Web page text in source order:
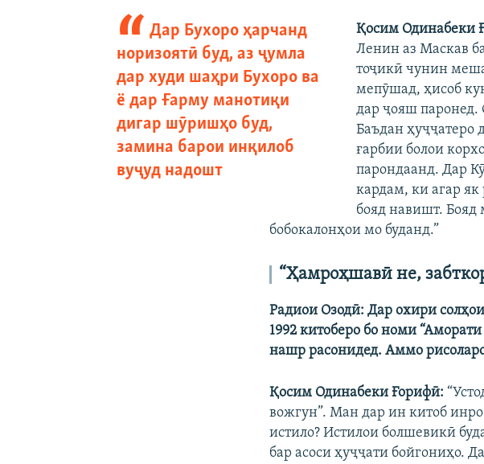
Дар Бухоро ҳарчанд
норизоятӣ буд, аз ҷумла
дар худи шаҳри Бухоро ва
ё дар Ғарму манотиқи
дигар шӯришҳо буд,
замина барои инқилоб
вуҷуд надошт
Қосим Одинабеки
Ленин аз Маскав
тоҷикӣ чунин
мепӯшад, ҳисоб
дар ҷояш паронед.
Баъдан ҳуҷҷатеро
ғарбии болои
парондаанд. Дар
кардам, ки агар
бояд навишт. Бояд
бобокалонҳои мо буданд.”
“Ҳамроҳшавӣ не,
Радиои Озодӣ: Дар охири
1992 китоберо бо номи
нашр расонидед. Аммо
Қосим Одинабеки Ғорифӣ:
вожгун”. Ман дар ин китоб
истило? Истилои болшевикӣ
бар асоси ҳуҷҷати бойгониҳо.